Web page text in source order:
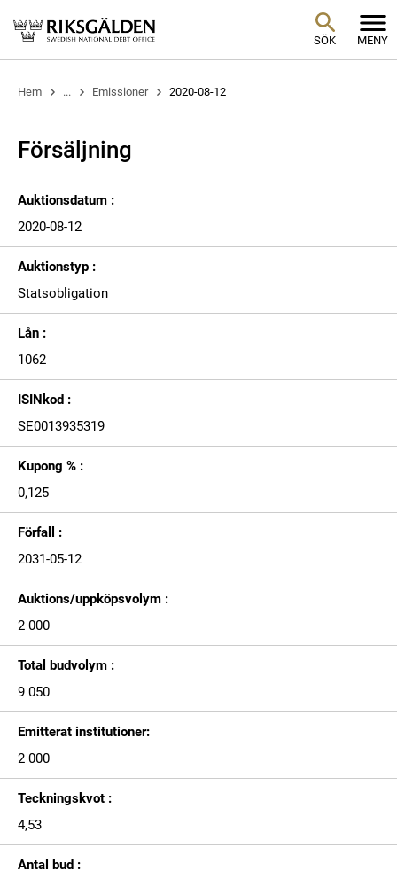
SÖK MENY
Hem ... Emissioner 2020-08-12
Försäljning
Auktionsdatum :
2020-08-12
Auktionstyp :
Statsobligation
Lån :
1062
ISINkod :
SE0013935319
Kupong % :
0,125
Förfall :
2031-05-12
Auktions/uppköpsvolym :
2 000
Total budvolym :
9 050
Emitterat institutioner:
2 000
Teckningskvot :
4,53
Antal bud :